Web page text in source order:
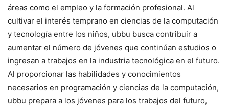
áreas como el empleo y la formación profesional. Al
cultivar el interés temprano en ciencias de la computación
y tecnología entre los niños, ubbu busca contribuir a
aumentar el número de jóvenes que continúan estudios o
ingresan a trabajos en la industria tecnológica en el futuro.
Al proporcionar las habilidades y conocimientos
necesarios en programación y ciencias de la computación,
ubbu prepara a los jóvenes para los trabajos del futuro,